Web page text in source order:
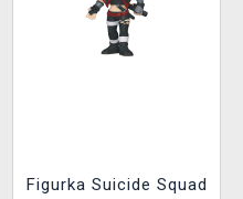
Figurka Suicide Squad